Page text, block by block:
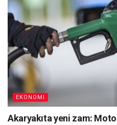
EKONOMI
Akaryakıta yeni zam: